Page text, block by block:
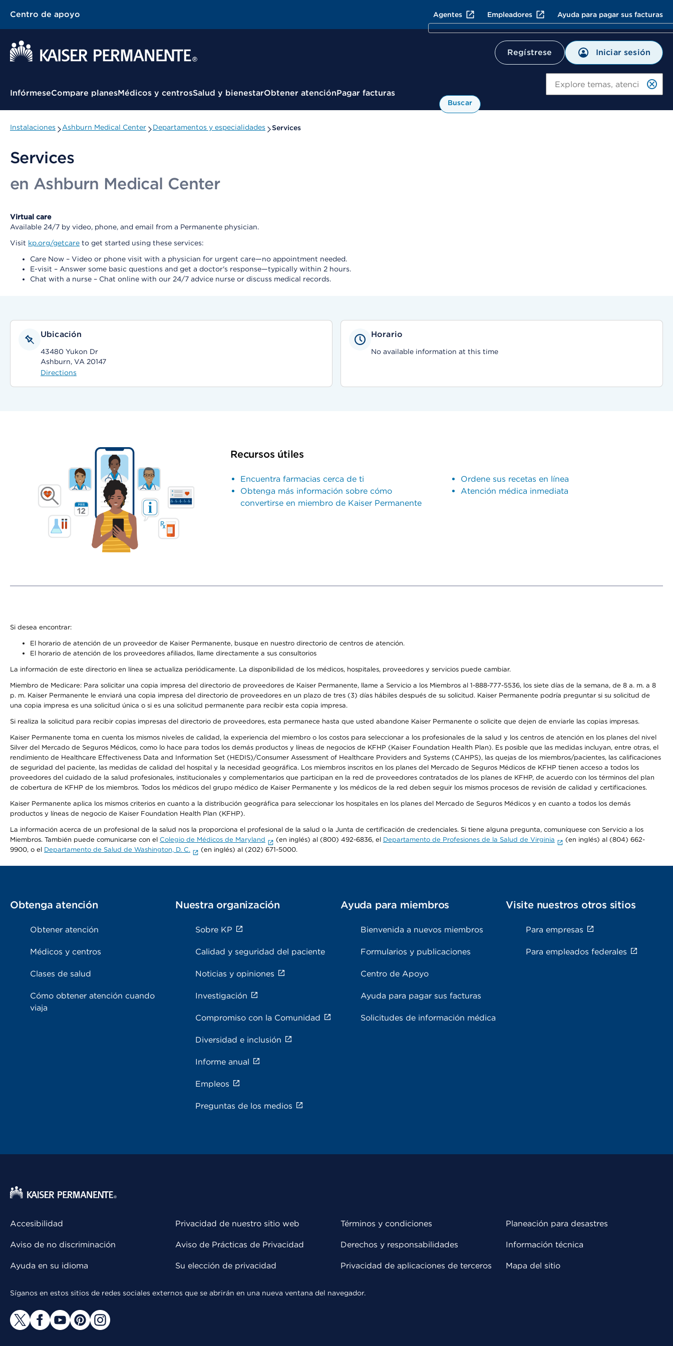
Centro de apoyo Agentes Empleadores Ayuda para pagar sus facturas
Regístrese Iniciar sesión
Menú contextual
InfórmeseCompare planesMédicos y centrosSalud y bienestarObtener atenciónPagar facturas
Buscar
Instalaciones Ashburn Medical Center Departamentos y especialidades Services
Services
en Ashburn Medical Center
Virtual care
Available 24/7 by video, phone, and email from a Permanente physician.
Visit kp.org/getcare to get started using these services:
Care Now – Video or phone visit with a physician for urgent care—no appointment needed.
E-visit – Answer some basic questions and get a doctor's response—typically within 2 hours.
Chat with a nurse – Chat online with our 24/7 advice nurse or discuss medical records.
Ubicación
43480 Yukon Dr
Ashburn, VA 20147
Directions
Horario
No available information at this time
Recursos útiles
Encuentra farmacias cerca de ti
Obtenga más información sobre cómo
convertirse en miembro de Kaiser Permanente
Ordene sus recetas en línea
Atención médica inmediata
Si desea encontrar:
El horario de atención de un proveedor de Kaiser Permanente, busque en nuestro directorio de centros de atención.
El horario de atención de los proveedores afiliados, llame directamente a sus consultorios
La información de este directorio en línea se actualiza periódicamente. La disponibilidad de los médicos, hospitales, proveedores y servicios puede cambiar.
Miembro de Medicare: Para solicitar una copia impresa del directorio de proveedores de Kaiser Permanente, llame a Servicio a los Miembros al 1-888-777-5536, los siete días de la semana, de 8 a. m. a 8
p. m. Kaiser Permanente le enviará una copia impresa del directorio de proveedores en un plazo de tres (3) días hábiles después de su solicitud. Kaiser Permanente podría preguntar si su solicitud de
una copia impresa es una solicitud única o si es una solicitud permanente para recibir esta copia impresa.
Si realiza la solicitud para recibir copias impresas del directorio de proveedores, esta permanece hasta que usted abandone Kaiser Permanente o solicite que dejen de enviarle las copias impresas.
Kaiser Permanente toma en cuenta los mismos niveles de calidad, la experiencia del miembro o los costos para seleccionar a los profesionales de la salud y los centros de atención en los planes del nivel
Silver del Mercado de Seguros Médicos, como lo hace para todos los demás productos y líneas de negocios de KFHP (Kaiser Foundation Health Plan). Es posible que las medidas incluyan, entre otras, el
rendimiento de Healthcare Effectiveness Data and Information Set (HEDIS)/Consumer Assessment of Healthcare Providers and Systems (CAHPS), las quejas de los miembros/pacientes, las calificaciones
de seguridad del paciente, las medidas de calidad del hospital y la necesidad geográfica. Los miembros inscritos en los planes del Mercado de Seguros Médicos de KFHP tienen acceso a todos los
proveedores del cuidado de la salud profesionales, institucionales y complementarios que participan en la red de proveedores contratados de los planes de KFHP, de acuerdo con los términos del plan
de cobertura de KFHP de los miembros. Todos los médicos del grupo médico de Kaiser Permanente y los médicos de la red deben seguir los mismos procesos de revisión de calidad y certificaciones.
Kaiser Permanente aplica los mismos criterios en cuanto a la distribución geográfica para seleccionar los hospitales en los planes del Mercado de Seguros Médicos y en cuanto a todos los demás
productos y líneas de negocio de Kaiser Foundation Health Plan (KFHP).
La información acerca de un profesional de la salud nos la proporciona el profesional de la salud o la Junta de certificación de credenciales. Si tiene alguna pregunta, comuníquese con Servicio a los
Miembros. También puede comunicarse con el Colegio de Médicos de Maryland (en inglés) al (800) 492-6836, el Departamento de Profesiones de la Salud de Virginia
(en inglés) al (804) 662-
9900, o el Departamento de Salud de Washington, D. C. (en inglés) al (202) 671-5000.
Obtenga atención
Obtener atención
Médicos y centros
Clases de salud
Cómo obtener atención cuando
viaja
Nuestra organización
Sobre KP
Calidad y seguridad del paciente
Noticias y opiniones
Investigación
Compromiso con la Comunidad
Diversidad e inclusión
Informe anual
Empleos
Preguntas de los medios
Ayuda para miembros
Bienvenida a nuevos miembros
Formularios y publicaciones
Centro de Apoyo
Ayuda para pagar sus facturas
Solicitudes de información médica
Visite nuestros otros sitios
Para empresas
Para empleados federales
Accesibilidad
Aviso de no discriminación
Ayuda en su idioma
Privacidad de nuestro sitio web
Aviso de Prácticas de Privacidad
Su elección de privacidad
Términos y condiciones
Derechos y responsabilidades
Privacidad de aplicaciones de terceros
Planeación para desastres
Información técnica
Mapa del sitio
Síganos en estos sitios de redes sociales externos que se abrirán en una nueva ventana del navegador.